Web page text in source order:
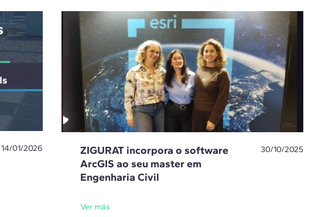
14/01/2026
ZIGURAT incorpora o software
ArcGIS ao seu master em
Engenharia Civil
30/10/2025
Ver más